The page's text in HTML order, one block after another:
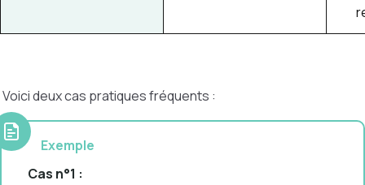
Voici deux cas pratiques fréquents :
Exemple
Cas n°1 :